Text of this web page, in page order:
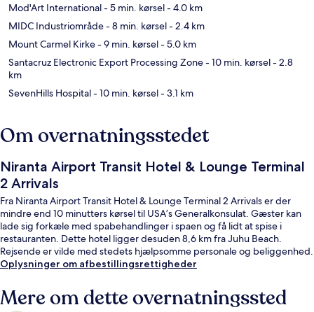
Mod'Art International- 5 min. kørsel- 4.0 km
MIDC Industriområde- 8 min. kørsel- 2.4 km
Mount Carmel Kirke- 9 min. kørsel- 5.0 km
Santacruz Electronic Export Processing Zone- 10 min. kørsel- 2.8
km
SevenHills Hospital- 10 min. kørsel- 3.1 km
Om overnatningsstedet
Niranta Airport Transit Hotel & Lounge Terminal
2 Arrivals
Fra Niranta Airport Transit Hotel & Lounge Terminal 2 Arrivals er der
mindre end 10 minutters kørsel til USA’s Generalkonsulat. Gæster kan
lade sig forkæle med spabehandlinger i spaen og få lidt at spise i
restauranten. Dette hotel ligger desuden 8,6 km fra Juhu Beach.
Rejsende er vilde med stedets hjælpsomme personale og beliggenhed.
Oplysninger om afbestillingsrettigheder
Mere om dette overnatningssted